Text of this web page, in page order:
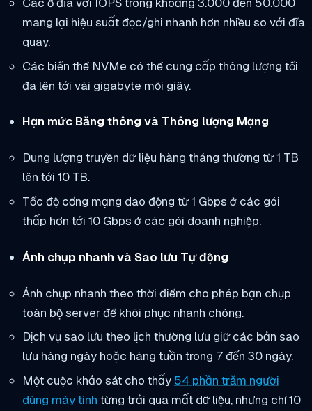
mang lại hiệu suất đọc/ghi nhanh hơn nhiều so với đĩa
quay.
Các biến thể NVMe có thể cung cấp thông lượng tối
đa lên tới vài gigabyte mỗi giây.
Hạn mức Băng thông và Thông lượng Mạng
Dung lượng truyền dữ liệu hàng tháng thường từ 1 TB
lên tới 10 TB.
Tốc độ cổng mạng dao động từ 1 Gbps ở các gói
thấp hơn tới 10 Gbps ở các gói doanh nghiệp.
Ảnh chụp nhanh và Sao lưu Tự động
Ảnh chụp nhanh theo thời điểm cho phép bạn chụp
toàn bộ server để khôi phục nhanh chóng.
Dịch vụ sao lưu theo lịch thường lưu giữ các bản sao
lưu hàng ngày hoặc hàng tuần trong 7 đến 30 ngày.
Một cuộc khảo sát cho thấy 54 phần trăm người
dùng máy tính từng trải qua mất dữ liệu, nhưng chỉ 10